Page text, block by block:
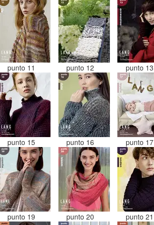
punto 11 punto 12 punto 13
punto 15 punto 16 punto 17
punto 19 punto 20 punto 21